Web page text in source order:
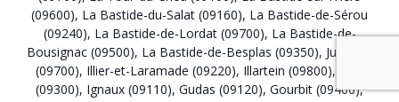
(09600), La Bastide-du-Salat (09160), La Bastide-de-Sérou
(09240), La Bastide-de-Lordat (09700), La Bastide-de-
Bousignac (09500), La Bastide-de-Besplas (09350), Justiniac
(09700), Illier-et-Laramade (09220), Illartein (09800),
(09300), Ignaux (09110), Gudas (09120), Gourbit (09400),